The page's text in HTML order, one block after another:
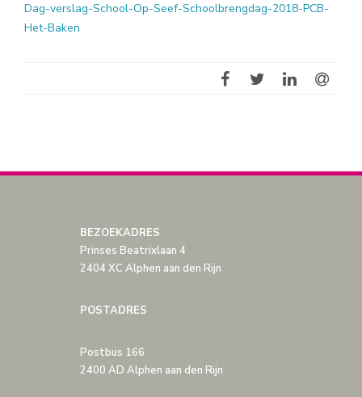
Dag-verslag-School-Op-Seef-Schoolbrengdag-2018-PCB-
Het-Baken
BEZOEKADRES
Prinses Beatrixlaan 4
2404 XC Alphen aan den Rijn
POSTADRES
Postbus 166
2400 AD Alphen aan den Rijn